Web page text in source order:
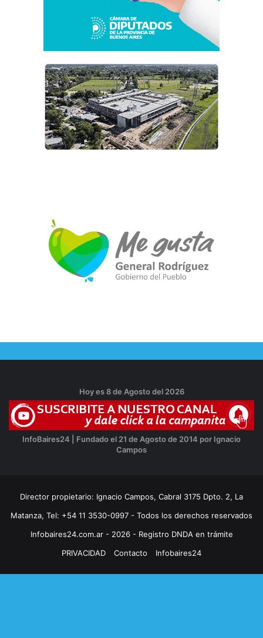
Hoy es 8 de Agosto del 2026
InfoBaires24 | Fundado el 21 de Agosto de 2014 por Ignacio
Campos
Director propietario: Ignacio Campos, Cabral 3175 Dpto. 2, La
Matanza, Tel: +54 11 3530-0997 - Todos los derechos reservados
Infobaires24.com.ar - 2026 - Registro DNDA en trámite
PRIVACIDAD
Contacto Infobaires24